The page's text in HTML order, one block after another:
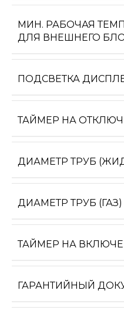
МИН. РАБОЧАЯ
ДЛЯ ВНЕШНЕГО
ПОДСВЕТКА
ТАЙМЕР НА
ДИАМЕТР ТРУБ
ДИАМЕТР ТРУБ (ГАЗ)
ТАЙМЕР НА
ГАРАНТИЙНЫЙ